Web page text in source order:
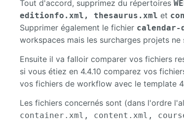
Tout d'accord, supprimez du répertoires
editionfo.xml, thesaurus.xml et
Supprimer également le fichier
workspaces mais les surcharges projets
Ensuite il va falloir comparer vos fichiers
si vous étiez en 4.4.10 comparez vos
vos fichiers de workflow avec le template
Les fichiers concernés sont (dans l'ordre
container.xml, content.xml,